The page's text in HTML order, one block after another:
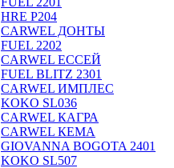
HRE P204
CARWEL ДОНТЫ
FUEL 2202
CARWEL ЕССЕЙ
FUEL BLITZ 2301
CARWEL ИМПЛЕС
KOKO SL036
CARWEL КАГРА
CARWEL КЕМА
GIOVANNA BOGOTA 2401
KOKO SL507